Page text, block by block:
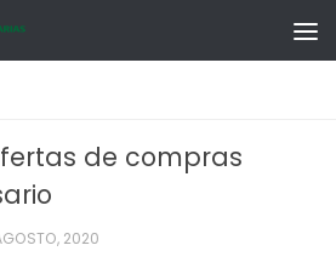
de compras
2020